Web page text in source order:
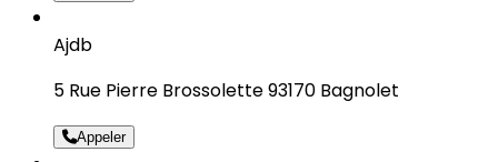
Ajdb
5 Rue Pierre Brossolette 93170 Bagnolet
Appeler